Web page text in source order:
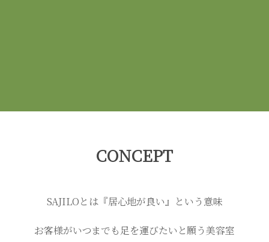
CONCEPT
SAJILOとは『居心地が良い』という意味
お客様がいつまでも足を運びたいと願う美容室